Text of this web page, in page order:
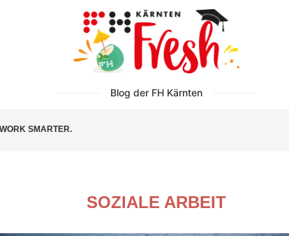
Blog der FH Kärnten
WORK SMARTER.
SOZIALE ARBEIT